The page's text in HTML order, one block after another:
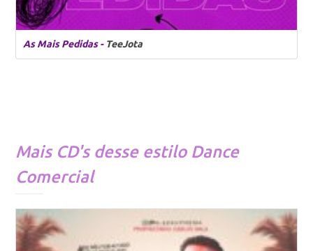
As Mais Pedidas - TeeJota
Mais CD's desse estilo Dance
Comercial